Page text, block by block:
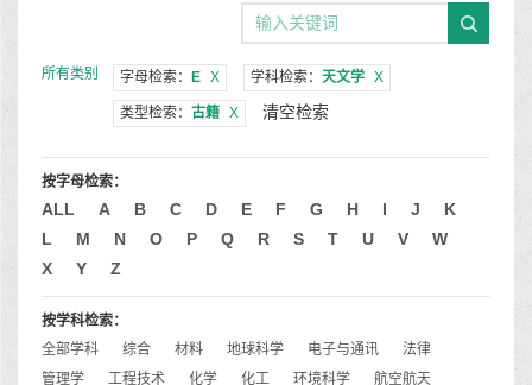
所有类别 字母检索： E X 学科检索： 天文学 X
类型检索： 古籍 X 清空检索
按字母检索：
ALL A B C D E F G H I J
K
L
M N O P Q R S T U V
W
X
Y Z
按学科检索：
全部学科
综合 材料 地球科学 电子与通讯
法律
管理学
工程技术 化学 化工 环境科学
航空航天